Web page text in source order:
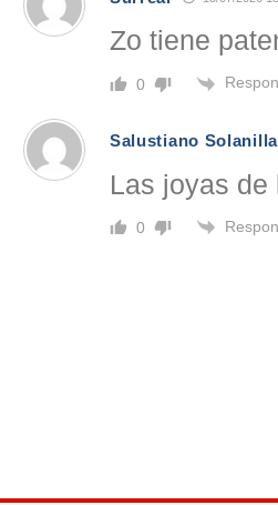
Zo tiene
0
Salustiano Solanilla
Las joyas
0